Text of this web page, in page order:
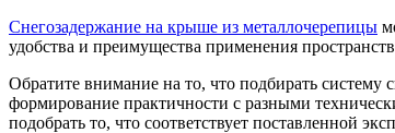
Снегозадержание на крыше из металлочерепицы
удобства и преимущества применения
Обратите внимание на то, что подбирать систему
формирование практичности с разными
подобрать то, что соответствует поставленной